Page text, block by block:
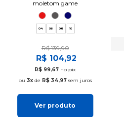
moletom game
04 06 08 10
R$ 139,90
R$ 104,92
R$ 99,67 no pix
3xde R$ 34,97sem juros
Ver produto